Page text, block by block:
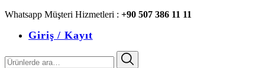
Whatsapp Müşteri Hizmetleri : +90 507 386 11 11
Giriş / Kayıt
Ara: